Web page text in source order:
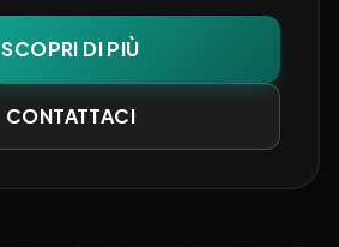
SCOPRI DI PIÙ
CONTATTACI